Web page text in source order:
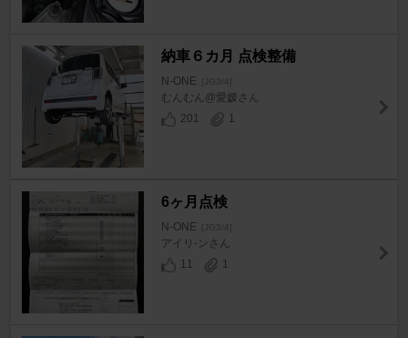
納車６カ月 点検整備
N-ONE [JG3/4]
むんむん@愛媛さん
201
1
6ヶ月点検
N-ONE [JG3/4]
アイリ-ンさん
11
1